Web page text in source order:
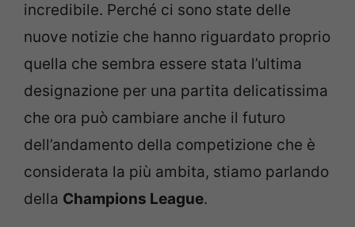
incredibile. Perché ci sono state delle
nuove notizie che hanno riguardato proprio
quella che sembra essere stata l’ultima
designazione per una partita delicatissima
che ora può cambiare anche il futuro
dell’andamento della competizione che è
considerata la più ambita, stiamo parlando
della Champions League.